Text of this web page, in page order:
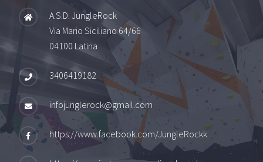
A.S.D. JungleRock
Via Mario Siciliano 64/66
04100 Latina
3406419182
infojunglerock@gmail.com
https://www.facebook.com/JungleRockk